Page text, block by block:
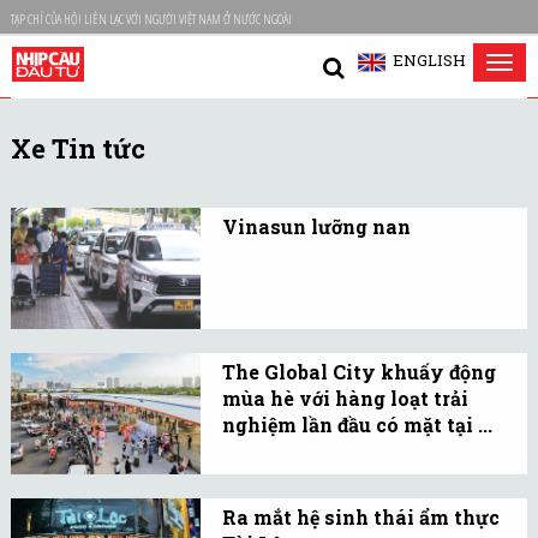
TẠP CHÍ CỦA HỘI LIÊN LẠC VỚI NGƯỜI VIỆT NAM Ở NƯỚC NGOÀI
ENGLISH
Xe Tin tức
Vinasun lưỡng nan
đây chỉ còn là cuộc chiến
của ngày hôm qua...
The Global City khuấy động
mùa hè với hàng loạt trải
nghiệm lần đầu có mặt tại ...
đạp bia Beer Bike hay rạp
Ra mắt hệ sinh thái ẩm thực